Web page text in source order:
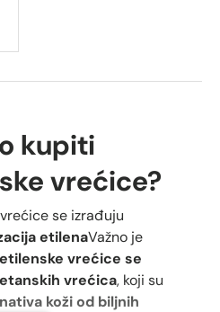
kupiti
vrećice?
se izrađuju
etilenaVažno je
vrećice se
vrećica, koji su
koži od biljnih